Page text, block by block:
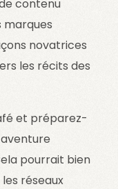
contenu
marques
novatrices
les récits des
et préparez-
pourrait bien
réseaux